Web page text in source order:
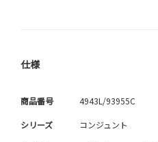
仕様
商品番号 4943L/93955C
シリーズ コンジュント